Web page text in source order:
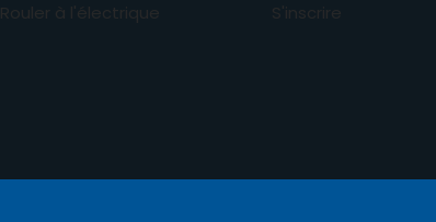
Rouler à l'électrique
S'inscrire